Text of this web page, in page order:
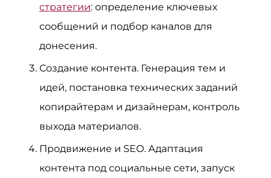
стратегии: определение ключевых
сообщений и подбор каналов для
донесения.
Создание контента. Генерация тем и
идей, постановка технических заданий
копирайтерам и дизайнерам, контроль
выхода материалов.
Продвижение и SEO. Адаптация
контента под социальные сети, запуск